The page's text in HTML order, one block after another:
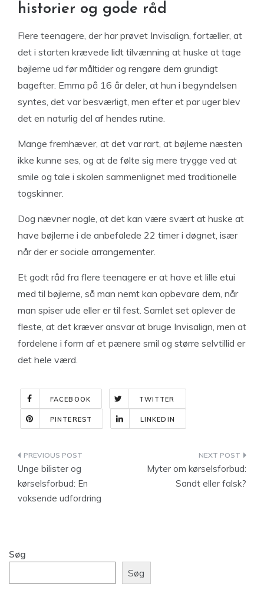
historier og gode råd
Flere teenagere, der har prøvet Invisalign, fortæller, at
det i starten krævede lidt tilvænning at huske at tage
bøjlerne ud før måltider og rengøre dem grundigt
bagefter. Emma på 16 år deler, at hun i begyndelsen
syntes, det var besværligt, men efter et par uger blev
det en naturlig del af hendes rutine.
Mange fremhæver, at det var rart, at bøjlerne næsten
ikke kunne ses, og at de følte sig mere trygge ved at
smile og tale i skolen sammenlignet med traditionelle
togskinner.
Dog nævner nogle, at det kan være svært at huske at
have bøjlerne i de anbefalede 22 timer i døgnet, især
når der er sociale arrangementer.
Et godt råd fra flere teenagere er at have et lille etui
med til bøjlerne, så man nemt kan opbevare dem, når
man spiser ude eller er til fest. Samlet set oplever de
fleste, at det kræver ansvar at bruge Invisalign, men at
fordelene i form af et pænere smil og større selvtillid er
det hele værd.
FACEBOOK TWITTER
PINTEREST LINKEDIN
Indlægsnavigation
Unge bilister og
kørselsforbud: En
voksende udfordring
Myter om kørselsforbud:
Sandt eller falsk?
Søg
Søg